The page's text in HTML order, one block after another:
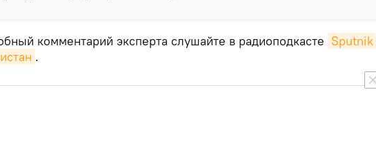
комментарий эксперта слушайте в радиоподкасте Sputnik
.